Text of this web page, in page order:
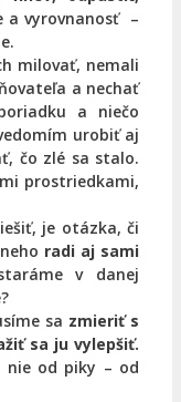
a vyrovnanosť –
milovať, nemali
a nechať
a niečo
urobiť aj
čo zlé sa stalo.
prostriedkami,
je otázka, či
radi aj sami
v danej
sa zmieriť s
sa ju vylepšiť.
nie od piky – od